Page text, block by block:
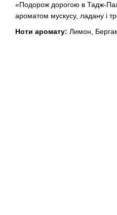
«Подорож дорогою в Тадж-
ароматом мускусу, ладану і
Ноти аромату: Лимон,